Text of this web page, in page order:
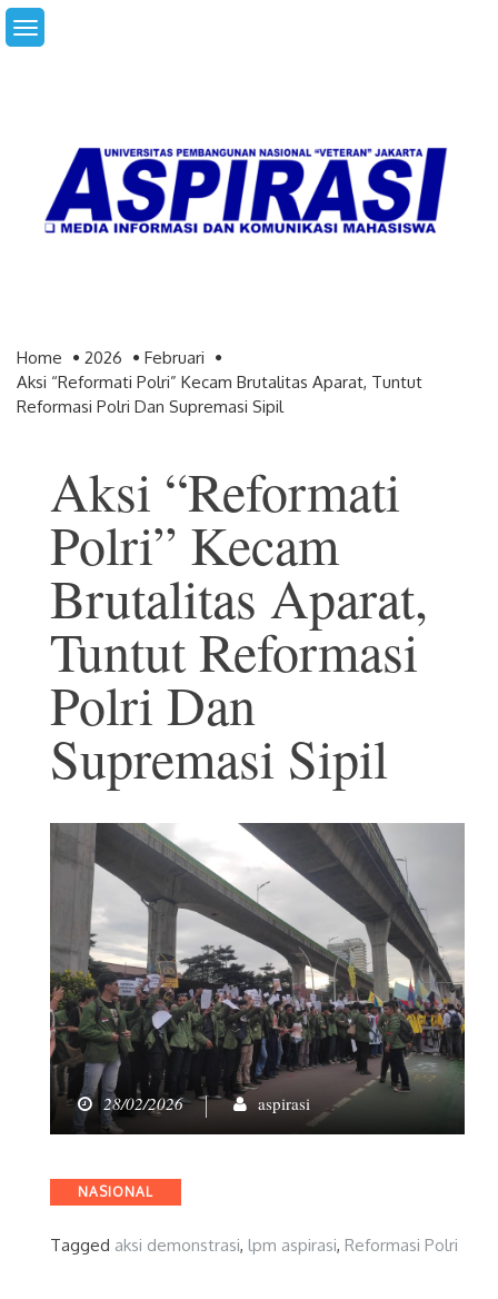
Skip
to
Home 2026
Februari
Aksi “Reformati Polri” Kecam Brutalitas Aparat, Tuntut
Reformasi Polri Dan Supremasi Sipil
Aksi “Reformati
Polri” Kecam
Brutalitas Aparat,
Tuntut Reformasi
Polri Dan
Supremasi Sipil
28/02/2026 aspirasi
Categories
NASIONAL
Tagged aksi demonstrasi, lpm aspirasi, Reformasi Polri